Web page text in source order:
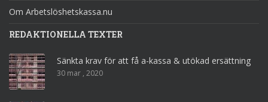
Om Arbetslöshetskassa.nu
REDAKTIONELLA TEXTER
Sänkta krav för att få a-kassa & utökad ersättning
30 mar , 2020